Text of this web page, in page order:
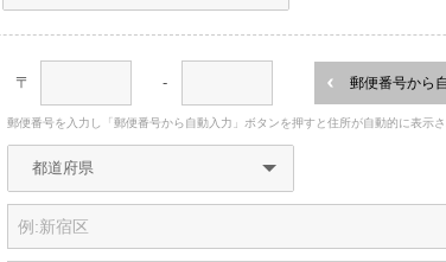
〒 - 郵便番号から
郵便番号を入力し「郵便番号から自動入力」ボタンを押すと住所が自動的に表示さ